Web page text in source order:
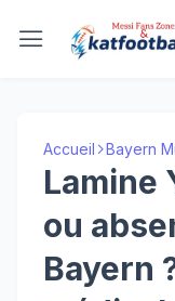
Accueil Bayern
Lamine
ou
Bayern